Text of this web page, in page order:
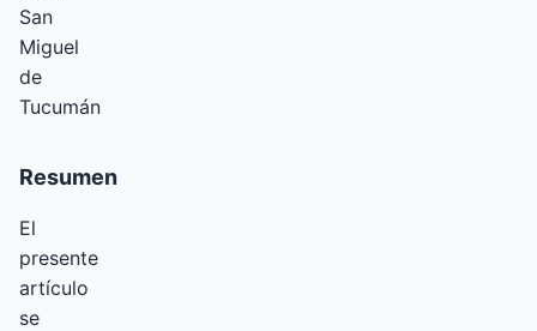
San
Miguel
de
Tucumán
Resumen
El
presente
artículo
se